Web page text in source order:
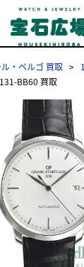
・ペルゴ 買取
BB60 買取